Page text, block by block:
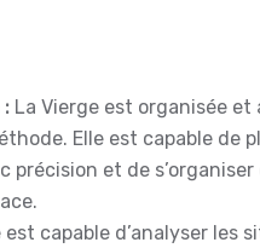
: La Vierge est organisée et
Elle est capable de
précision et de s’organiser
est capable d’analyser les